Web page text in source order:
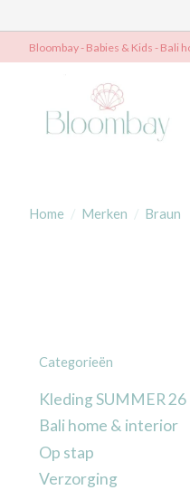
Bloombay - Babies & Kids - Bali
Home / Merken / Braun
Categorieën
Kleding SUMMER 26
Bali home & interior
Op stap
Verzorging